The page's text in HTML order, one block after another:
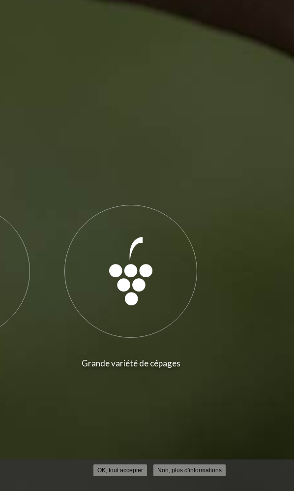
Grande variété de cépages
OK, tout accepter Non, plus d'informations